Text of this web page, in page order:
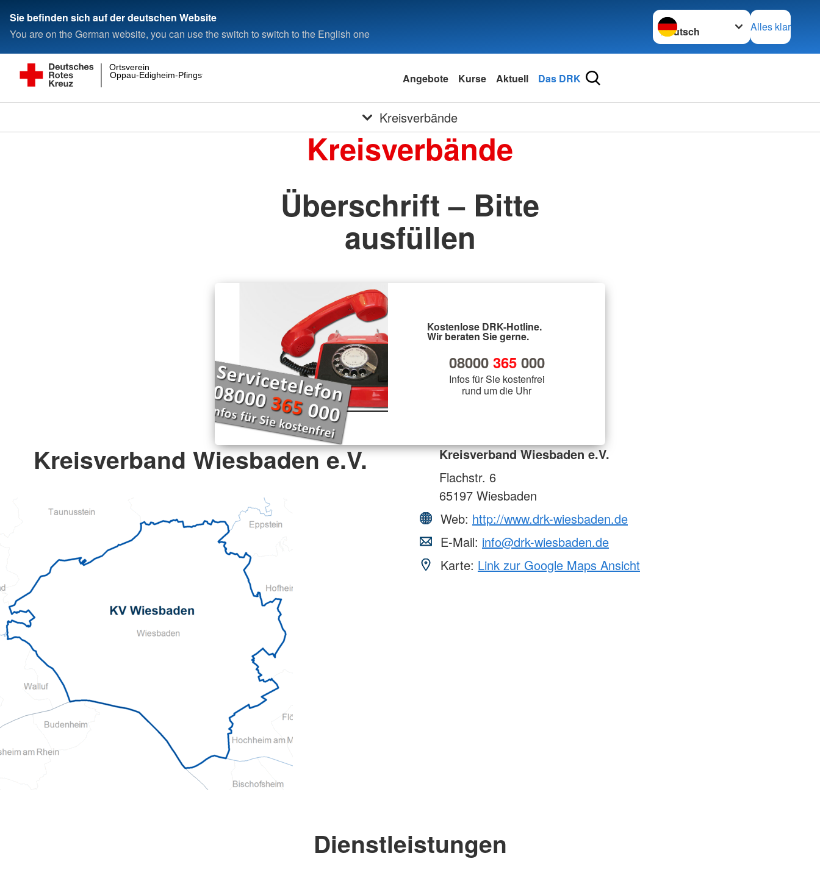
Sie befinden sich auf der deutschen Website
You are on the German website, you can use the switch to switch to the English one
Sprache wechseln zu
Alles klar
Oppau-Edigheim-Pfingstweide e.V.
Ortsverein
Angebote Kurse Aktuell Das DRK
Kreisverbände
Kreisverbände
Überschrift – Bitte
ausfüllen
Kostenlose DRK-Hotline.
Wir beraten Sie gerne.
08000 365000
Infos für Sie kostenfrei
rund um die Uhr
Kreisverband Wiesbaden e.V.
Kreisverband Wiesbaden e.V.
Flachstr. 6
65197 Wiesbaden
Web: http://www.drk-wiesbaden.de
E-Mail: info@drk-wiesbaden.de
Karte: Link zur Google Maps Ansicht
Dienstleistungen